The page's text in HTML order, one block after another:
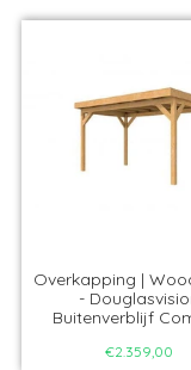
Overkapping |
-
Buitenverblijf
€2.359,00